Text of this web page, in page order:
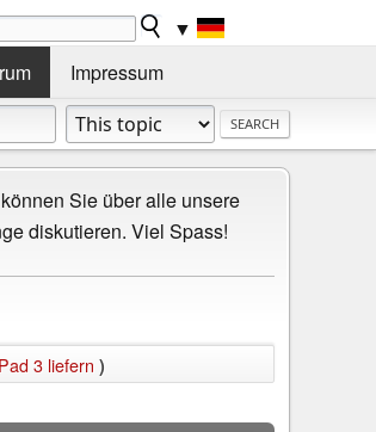
▼
Impressum
Sie über alle unsere
diskutieren. Viel Spass!
3 liefern )